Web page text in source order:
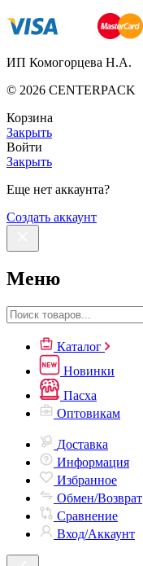
ИП Комогорцева Н.А.
© 2026 CENTERPACK
Корзина
Закрыть
Войти
Закрыть
Еще нет аккаунта?
Создать аккаунт
Меню
Каталог
Новинки
Пасха
Оптовикам
Доставка
Информация
Избранное
Обмен/Возврат
Сравнение
Вход/Аккаунт